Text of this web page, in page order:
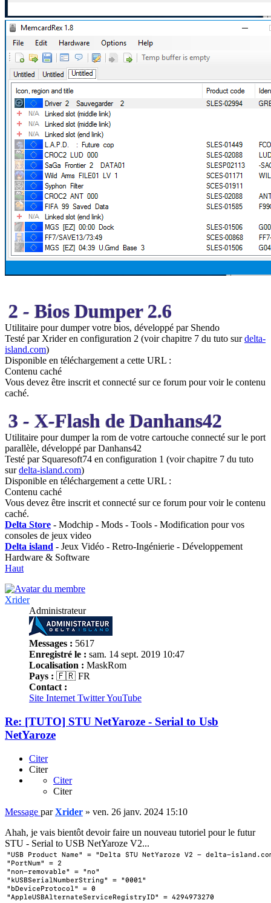
2 - Bios Dumper 2.6
Utilitaire pour dumper votre bios, développé par Shendo
Testé par Xrider en configuration 2 (voir chapitre 7 du tuto surdelta-
island.com)
Disponible en téléchargement a cette URL :
Contenu caché
Vous devez être inscrit et connecté sur ce forum pour voir le contenu
caché.
3 - X-Flash de Danhans42
Utilitaire pour dumper la rom de votre cartouche connecté sur le port
parallèle, développé par Danhans42
Testé par Squaresoft74 en configuration 1 (voir chapitre 7 du tuto
surdelta-island.com)
Disponible en téléchargement a cette URL :
Contenu caché
Vous devez être inscrit et connecté sur ce forum pour voir le contenu
caché.
Delta Store - Modchip - Mods - Tools - Modification pour vos
consoles de jeux video
Delta island - Jeux Vidéo - Retro-Ingénierie - Développement
Hardware & Software
Haut
Xrider
Administrateur
Messages : 5617
Enregistré le : sam. 14 sept. 2019 10:47
Localisation : MaskRom
Pays : 🇫🇷 FR
Contact :
Site Internet TwitterYouTube
Re: [TUTO] STU NetYaroze - Serial to Usb
NetYaroze
Citer
Citer
Citer
Citer
Message parXrider » ven. 26 janv. 2024 15:10
Ahah, je vais bientôt devoir faire un nouveau tutoriel pour le futur
STU - Serial to USB NetYaroze V2...